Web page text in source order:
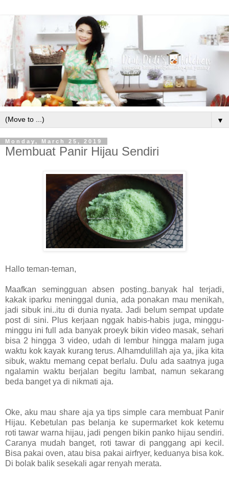
▼
Monday, March 25, 2019
Membuat Panir Hijau Sendiri
Hallo teman-teman,
Maafkan semingguan absen posting..banyak hal terjadi,
kakak iparku meninggal dunia, ada ponakan mau menikah,
jadi sibuk ini..itu di dunia nyata. Jadi belum sempat update
post di sini. Plus kerjaan nggak habis-habis juga, minggu-
minggu ini full ada banyak proeyk bikin video masak, sehari
bisa 2 hingga 3 video, udah di lembur hingga malam juga
waktu kok kayak kurang terus. Alhamdulillah aja ya, jika kita
sibuk, waktu memang cepat berlalu. Dulu ada saatnya juga
ngalamin waktu berjalan begitu lambat, namun sekarang
beda banget ya di nikmati aja.
Oke, aku mau share aja ya tips simple cara membuat Panir
Hijau. Kebetulan pas belanja ke supermarket kok ketemu
roti tawar warna hijau, jadi pengen bikin panko hijau sendiri.
Caranya mudah banget, roti tawar di panggang api kecil.
Bisa pakai oven, atau bisa pakai airfryer, keduanya bisa kok.
Di bolak balik sesekali agar renyah merata.